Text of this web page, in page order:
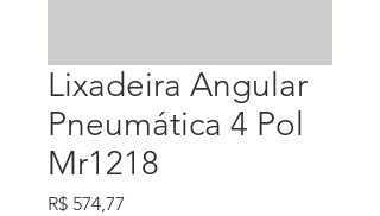
Lixadeira Angular
Pneumática 4 Pol
Mr1218
R$ 574,77